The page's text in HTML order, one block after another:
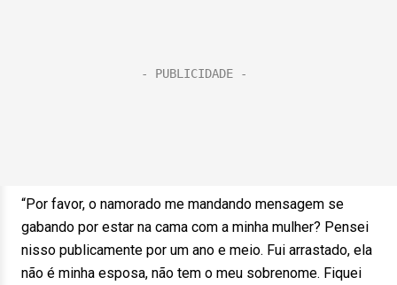
“Por favor, o namorado me mandando mensagem se
gabando por estar na cama com a minha mulher? Pensei
nisso publicamente por um ano e meio. Fui arrastado, ela
não é minha esposa, não tem o meu sobrenome. Fiquei